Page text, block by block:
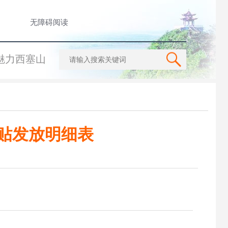
无障碍阅读
力西塞山
发放明细表